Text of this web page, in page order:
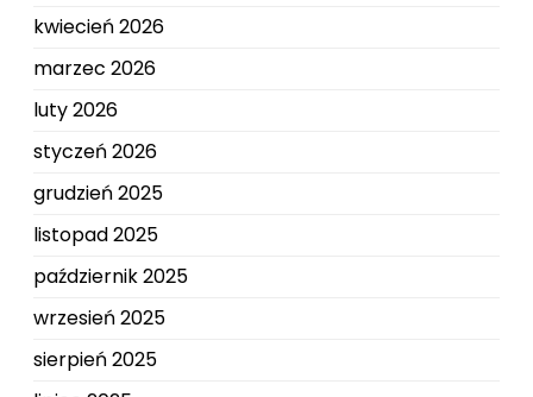
kwiecień 2026
marzec 2026
luty 2026
styczeń 2026
grudzień 2025
listopad 2025
październik 2025
wrzesień 2025
sierpień 2025